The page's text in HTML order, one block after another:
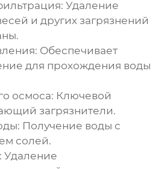
Удаление
и других загрязнений
Обеспечивает
для прохождения воды
осмоса: Ключевой
загрязнители.
Получение воды с
солей.
Удаление